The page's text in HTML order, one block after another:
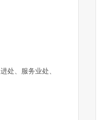
处、服务业处、